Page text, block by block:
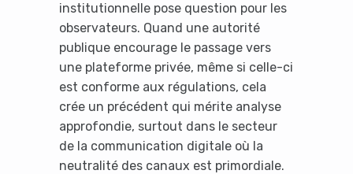
institutionnelle pose question pour les
observateurs. Quand une autorité
publique encourage le passage vers
une plateforme privée, même si celle-ci
est conforme aux régulations, cela
crée un précédent qui mérite analyse
approfondie, surtout dans le secteur
de la communication digitale où la
neutralité des canaux est primordiale.